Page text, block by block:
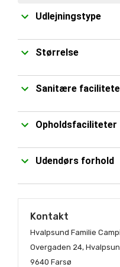
Udlejningstype
Størrelse
Sanitære
Opholdsfaciliteter
Udendørs forhold
Kontakt
Hvalpsund Familie
Overgaden 24,
9640 Farsø